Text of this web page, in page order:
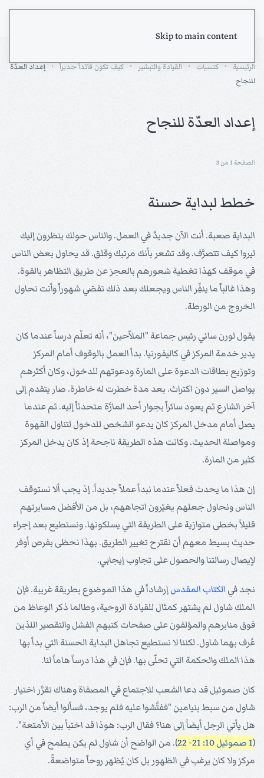
Skip to main content
الرئيسية كنسيات القيادة والتبشير كيف تكون قائداً جديراً
إعداد العدّة
للنجاح
إعداد العدّة للنجاح
الصفحة 1 من 3
خطط لبداية حسنة
البداية صعبة. أنت الآن جديدٌ في العمل. والناس حولك ينظرون إليك
ليروا كيف تتصرَّف. وقد تشعر بأنك مرتبك وقلق. قد يحاول بعض الناس
في موقف كهذا تغطية شعورهم بالعجز عن طريق التظاهر بالقوة.
وهذا غالباً ما ينفِّر الناس ويجعلك بعد ذلك تقضي شهوراً وأنت تحاول
الخروج من الورطة.
يقول لورن ساني رئيس جماعة "الملاّحين"، أنه تعلّم درساً عندما كان
يدير خدمة المركز في كاليفورنيا. بدأ العمل بالوقوف أمام المركز
وتوزيع بطاقات الدعوة على المارة ودعوتهم للدخول، وكان أكثرهم
يواصل السير دون اكتراث. بعد مدة خطرت له خاطرة. صار يتقدم إلى
آخر الشارع ثم يعود سائراً بجوار أحد المارَّة متحدثاً إليه. ثم عندما
يصل أمام مدخل المركز كان يدعو الشخص للدخول لتناول القهوة
ومواصلة الحديث. وكانت هذه الطريقة ناجحة إذ كان يدخل المركز
كثير من المارة.
إن هذا ما يحدث فعلاً عندما نبدأ عملاً جديداً. إذ يجب ألا نستوقف
الناس ونحاول جعلهم يغيّرون اتجاههم، بل من الأفضل مسايرتهم
قليلاً بخطى متوازية على الطريقة التي يسلكونها. ونستطيع بعد إجراء
حديث بسيط معهم أن نقترح تغيير الطريق. بهذا نحظى بفرص أوفر
لإيصال رسالتنا والحصول على تجاوب إيجابي.
نجد في الكتاب المقدسإرشاداً في هذا الموضوع بطريقة غريبة. فإن
الملك شاول لم يشتهر كمثال للقيادة الروحية، وطالما ذكر الوعاظ من
فوق منابرهم والمؤلفون على صفحات كتبهم الفشل والتقصير اللذين
عُرف بهما شاول. لكننا لا نستطيع تجاهل البداية الحسنة التي بدأ بها
هذا الملك والحكمة التي تحلّى بها. فإن في هذا درساً هاماً لنا.
كان صموئيل قد دعا الشعب للاجتماع في المصفاة وهناك تقرَّر اختيار
شاول من سبط بنيامين "ففتَّشوا عليه فلم يوجد، فسألوا أيضاً من الرب:
هل يأتي الرجل أيضاً إلى هنا؟ فقال الرب: هوذا قد اختبأ بين الأمتعة".
(1 صموئيل 10: 21- 22
). من الواضح أن شاول لم يكن يطمح في أي
مركز ولا كان يرغب في الظهور بل كان يُظهر روحاً متواضعةً.